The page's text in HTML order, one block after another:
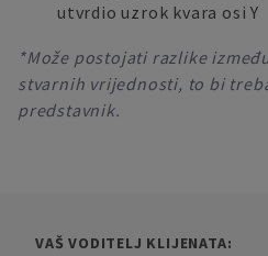
utvrdio uzrok kvara osi Y
*Može postojati razlike
stvarnih vrijednosti, to bi
predstavnik.
VAŠ VODITELJ KLIJENATA: